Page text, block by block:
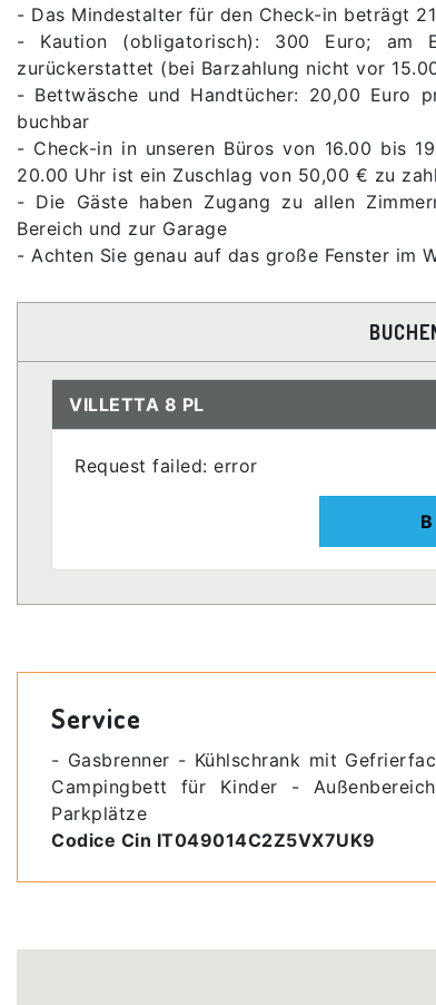
- Das Mindestalter für den Check-in beträgt
- Kaution (obligatorisch): 300 Euro; am
zurückerstattet (bei Barzahlung nicht vor
- Bettwäsche und Handtücher: 20,00 Euro
buchbar
- Check-in in unseren Büros von 16.00 bis
20.00 Uhr ist ein Zuschlag von 50,00 € zu
- Die Gäste haben Zugang zu allen
Bereich und zur Garage
- Achten Sie genau auf das große Fenster im
VILLETTA 8 PL
Request failed: error
Service
- Gasbrenner - Kühlschrank mit
Campingbett für Kinder -
Parkplätze
Codice Cin IT049014C2Z5VX7UK9